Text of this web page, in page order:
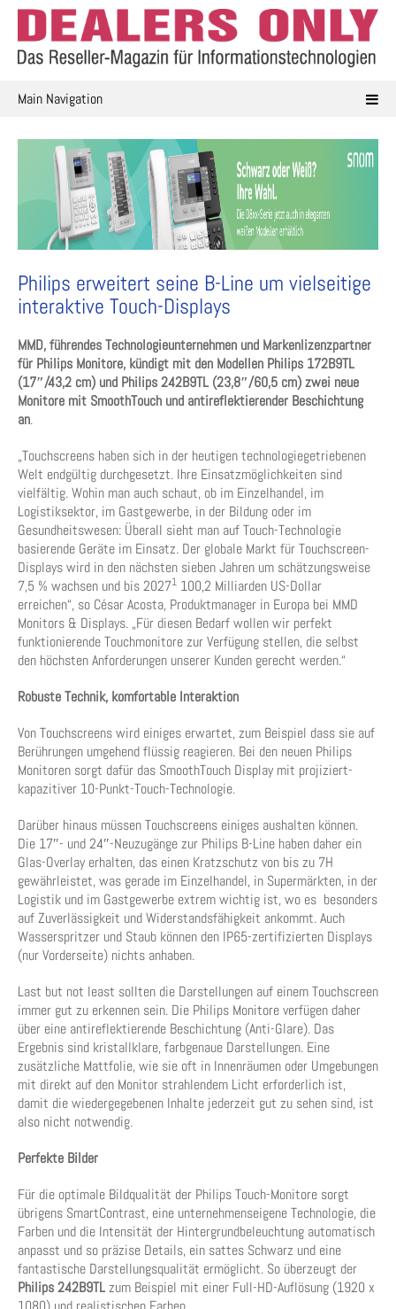
Skip
content
Main Navigation
Philips erweitert seine B-Line um vielseitige
interaktive Touch-Displays
MMD, führendes Technologieunternehmen und Markenlizenzpartner
für Philips Monitore, kündigt mit den Modellen Philips 172B9TL
(17″/43,2 cm) und Philips 242B9TL (23,8″/60,5 cm) zwei neue
Monitore mit SmoothTouch und antireflektierender Beschichtung
an.
„Touchscreens haben sich in der heutigen technologiegetriebenen
Welt endgültig durchgesetzt. Ihre Einsatzmöglichkeiten sind
vielfältig. Wohin man auch schaut, ob im Einzelhandel, im
Logistiksektor, im Gastgewerbe, in der Bildung oder im
Gesundheitswesen: Überall sieht man auf Touch-Technologie
basierende Geräte im Einsatz. Der globale Markt für Touchscreen-
Displays wird in den nächsten sieben Jahren um schätzungsweise
7,5 % wachsen und bis 20271 100,2 Milliarden US-Dollar
erreichen“, so César Acosta, Produktmanager in Europa bei MMD
Monitors & Displays. „Für diesen Bedarf wollen wir perfekt
funktionierende Touchmonitore zur Verfügung stellen, die selbst
den höchsten Anforderungen unserer Kunden gerecht werden.“
Robuste Technik, komfortable Interaktion
Von Touchscreens wird einiges erwartet, zum Beispiel dass sie auf
Berührungen umgehend flüssig reagieren. Bei den neuen Philips
Monitoren sorgt dafür das SmoothTouch Display mit projiziert-
kapazitiver 10-Punkt-Touch-Technologie.
Darüber hinaus müssen Touchscreens einiges aushalten können.
Die 17″- und 24″-Neuzugänge zur Philips B-Line haben daher ein
Glas-Overlay erhalten, das einen Kratzschutz von bis zu 7H
gewährleistet, was gerade im Einzelhandel, in Supermärkten, in der
Logistik und im Gastgewerbe extrem wichtig ist, wo es besonders
auf Zuverlässigkeit und Widerstandsfähigkeit ankommt. Auch
Wasserspritzer und Staub können den IP65-zertifizierten Displays
(nur Vorderseite) nichts anhaben.
Last but not least sollten die Darstellungen auf einem Touchscreen
immer gut zu erkennen sein. Die Philips Monitore verfügen daher
über eine antireflektierende Beschichtung (Anti-Glare). Das
Ergebnis sind kristallklare, farbgenaue Darstellungen. Eine
zusätzliche Mattfolie, wie sie oft in Innenräumen oder Umgebungen
mit direkt auf den Monitor strahlendem Licht erforderlich ist,
damit die wiedergegebenen Inhalte jederzeit gut zu sehen sind, ist
also nicht notwendig.
Perfekte Bilder
Für die optimale Bildqualität der Philips Touch-Monitore sorgt
übrigens SmartContrast, eine unternehmenseigene Technologie, die
Farben und die Intensität der Hintergrundbeleuchtung automatisch
anpasst und so präzise Details, ein sattes Schwarz und eine
fantastische Darstellungsqualität ermöglicht. So überzeugt der
Philips 242B9TLzum Beispiel mit einer Full-HD-Auflösung (1920 x